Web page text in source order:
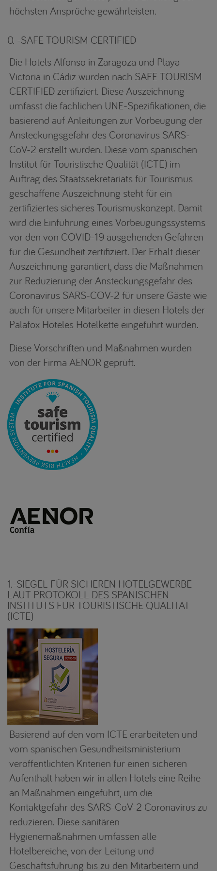
höchsten Ansprüche gewährleisten.
0. -SAFE TOURISM CERTIFIED
Die Hotels Alfonso in Zaragoza und Playa
Victoria in Cádiz wurden nach SAFE TOURISM
CERTIFIED zertifiziert. Diese Auszeichnung
umfasst die fachlichen UNE-Spezifikationen, die
basierend auf Anleitungen zur Vorbeugung der
Ansteckungsgefahr des Coronavirus SARS-
CoV-2 erstellt wurden. Diese vom spanischen
Institut für Touristische Qualität (ICTE) im
Auftrag des Staatssekretariats für Tourismus
geschaffene Auszeichnung steht für ein
zertifiziertes sicheres Tourismuskonzept. Damit
wird die Einführung eines Vorbeugungssystems
vor den von COVID-19 ausgehenden Gefahren
für die Gesundheit zertifiziert. Der Erhalt dieser
Auszeichnung garantiert, dass die Maßnahmen
zur Reduzierung der Ansteckungsgefahr des
Coronavirus SARS-COV-2 für unsere Gäste wie
auch für unsere Mitarbeiter in diesen Hotels der
Palafox Hoteles Hotelkette eingeführt wurden.
Diese Vorschriften und Maßnahmen wurden
von der Firma AENOR geprüft.
1.-SIEGEL FÜR SICHEREN HOTELGEWERBE
LAUT PROTOKOLL DES SPANISCHEN
INSTITUTS FÜR TOURISTISCHE QUALITÄT
(ICTE)
Basierend auf den vom ICTE erarbeiteten und
vom spanischen Gesundheitsministerium
veröffentlichten Kriterien für einen sicheren
Aufenthalt haben wir in allen Hotels eine Reihe
an Maßnahmen eingeführt, um die
Kontaktgefahr des SARS-CoV-2 Coronavirus zu
reduzieren. Diese sanitären
Hygienemaßnahmen umfassen alle
Hotelbereiche, von der Leitung und
Geschäftsführung bis zu den Mitarbeitern und